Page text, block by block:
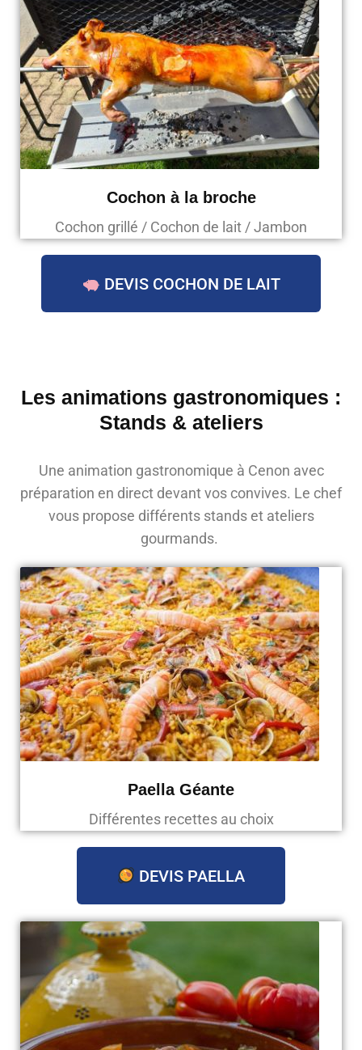
Cochon à la broche
Cochon grillé / Cochon de lait / Jambon
DEVIS COCHON DE LAIT
Les animations gastronomiques :
Stands & ateliers
Une animation gastronomique à Cenon avec
préparation en direct devant vos convives. Le chef
vous propose différents stands et ateliers
gourmands.
Paella Géante
Différentes recettes au choix
DEVIS PAELLA